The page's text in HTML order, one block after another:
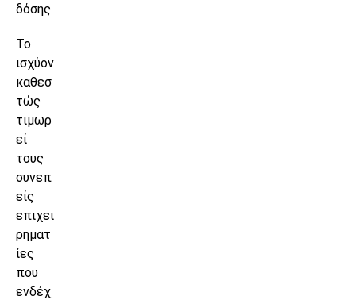
δόσης
Το
ισχύον
καθεσ
τώς
τιμωρ
εί
τους
συνεπ
είς
επιχει
ρηματ
ίες
που
ενδέχ